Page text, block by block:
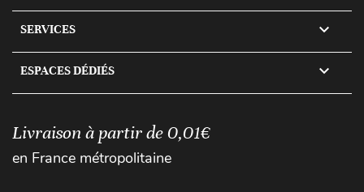
SERVICES 
ESPACES DÉDIÉS 
Livraison à partir de 0,01€
en France métropolitaine